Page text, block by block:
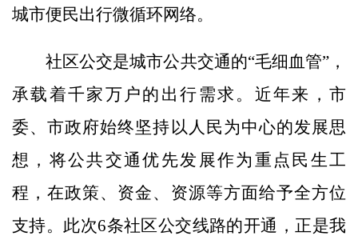
城市便民出行微循环网络。
社区公交是城市公共交通的“毛细血管”，
承载着千家万户的出行需求。近年来，市
委、市政府始终坚持以人民为中心的发展思
想，将公共交通优先发展作为重点民生工
程，在政策、资金、资源等方面给予全方位
支持。此次6条社区公交线路的开通，正是我